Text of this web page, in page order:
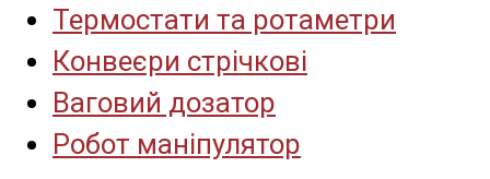
Термостати та ротаметри
Конвеєри стрічкові
Ваговий дозатор
Робот маніпулятор